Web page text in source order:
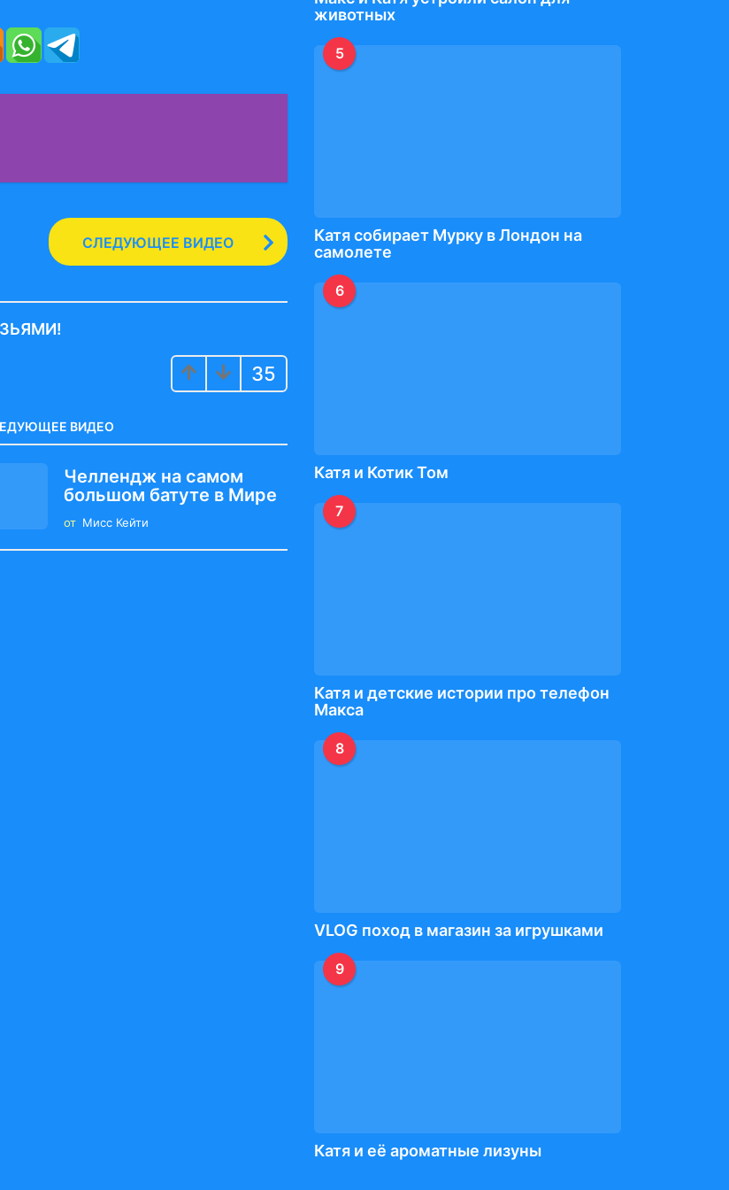
СЛЕДУЮЩЕЕ ВИДЕО
35
ВИДЕО
Челлендж на самом
большом батуте в Мире
от Мисс Кейти
животных
5
Катя собирает Мурку в Лондон на
самолете
6
Катя и Котик Том
7
Катя и детские истории про телефон
Макса
8
VLOG поход в магазин за игрушками
9
Катя и её ароматные лизуны